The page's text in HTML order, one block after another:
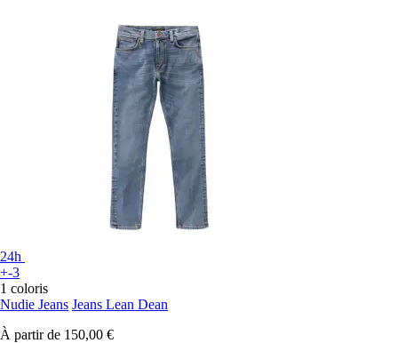
24h
+-3
1 coloris
Nudie Jeans Jeans Lean Dean
À partir de 150,00 €